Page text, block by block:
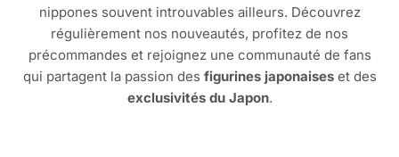
nippones souvent introuvables ailleurs. Découvrez
régulièrement nos nouveautés, profitez de nos
précommandes et rejoignez une communauté de fans
qui partagent la passion des figurines japonaiseset des
exclusivités du Japon.